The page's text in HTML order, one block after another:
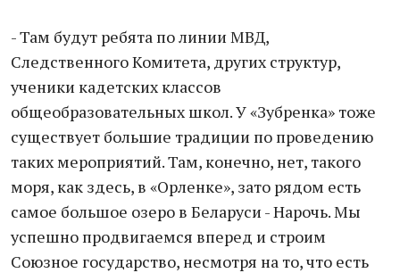
- Там будут ребята по линии МВД,
Следственного Комитета, других структур,
ученики кадетских классов
общеобразовательных школ. У «Зубренка» тоже
существует большие традиции по проведению
таких мероприятий. Там, конечно, нет, такого
моря, как здесь, в «Орленке», зато рядом есть
самое большое озеро в Беларуси - Нарочь. Мы
успешно продвигаемся вперед и строим
Союзное государство, несмотря на то, что есть